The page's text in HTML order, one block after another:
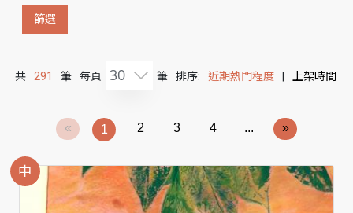
篩選
共 291 筆 每頁 30 筆 排序: 近期熱門程度 上架時間
« 1 2 3 4 ... »
中